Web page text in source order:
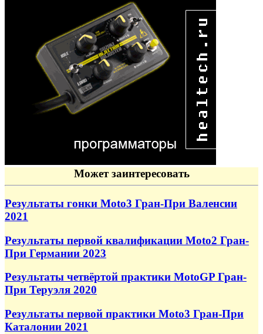
Может заинтересовать
Результаты гонки Moto3 Гран-При Валенсии
2021
Результаты первой квалификации Moto2 Гран-
При Германии 2023
Результаты четвёртой практики MotoGP Гран-
При Теруэля 2020
Результаты первой практики Moto3 Гран-При
Каталонии 2021